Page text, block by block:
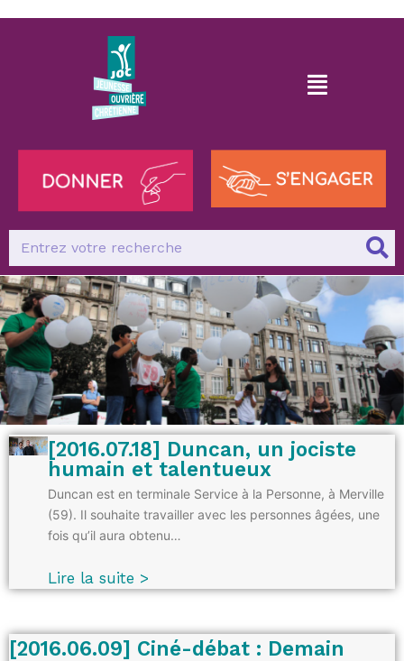
[2016.07.18] Duncan, un jociste
humain et talentueux
Duncan est en terminale Service à la Personne, à Merville
(59). Il souhaite travailler avec les personnes âgées, une
fois qu’il aura obtenu…
Lire la suite >
[2016.06.09] Ciné-débat : Demain